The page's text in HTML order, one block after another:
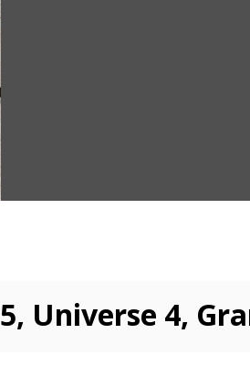
Universe 4,